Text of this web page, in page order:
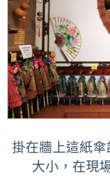
掛在牆上這紙
大小，在現